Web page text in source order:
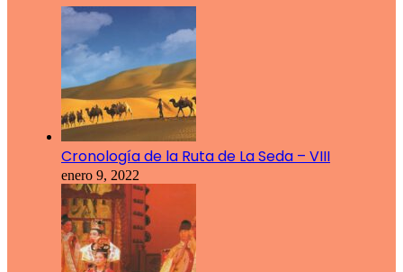
Cronología de la Ruta de La Seda – VIII
enero 9, 2022